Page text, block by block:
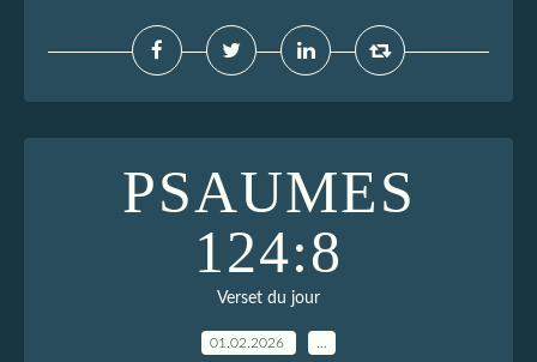
PSAUMES
124:8
Verset du jour
01.02.2026